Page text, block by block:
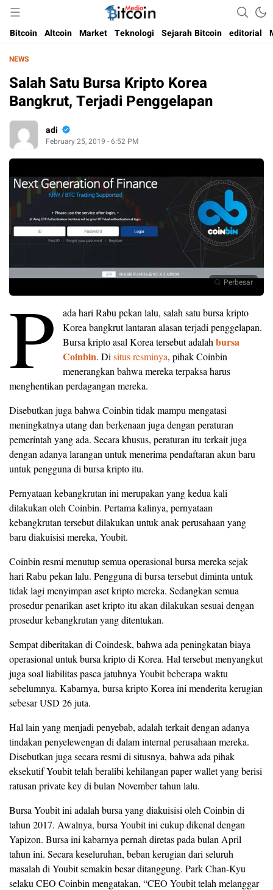
Bitcoin Media Indonesia
Media Bitcoin dan Cryptocurrency, dan Blockchain di Indonesia
Bitcoin Altcoin Market Teknologi Sejarah Bitcoin editorial
NEWS
Salah Satu Bursa Kripto Korea
Bangkrut, Terjadi Penggelapan
adi
February 25, 2019 - 6:52 PM
Perbesar
P
ada hari Rabu pekan lalu, salah satu bursa kripto
Korea bangkrut lantaran alasan terjadi penggelapan.
Bursa kripto asal Korea tersebut adalahbursa
Coinbin. Disitus resminya, pihak Coinbin
menerangkan bahwa mereka terpaksa harus
menghentikan perdagangan mereka.
Disebutkan juga bahwa Coinbin tidak mampu mengatasi
meningkatnya utang dan berkenaan juga dengan peraturan
pemerintah yang ada. Secara khusus, peraturan itu terkait juga
dengan adanya larangan untuk menerima pendaftaran akun baru
untuk pengguna di bursa kripto itu.
Pernyataan kebangkrutan ini merupakan yang kedua kali
dilakukan oleh Coinbin. Pertama kalinya, pernyataan
kebangkrutan tersebut dilakukan untuk anak perusahaan yang
baru diakuisisi mereka, Youbit.
Coinbin resmi menutup semua operasional bursa mereka sejak
hari Rabu pekan lalu. Pengguna di bursa tersebut diminta untuk
tidak lagi menyimpan aset kripto mereka. Sedangkan semua
prosedur penarikan aset kripto itu akan dilakukan sesuai dengan
prosedur kebangkrutan yang ditentukan.
Sempat diberitakan di Coindesk, bahwa ada peningkatan biaya
operasional untuk bursa kripto di Korea. Hal tersebut menyangkut
juga soal liabilitas pasca jatuhnya Youbit beberapa waktu
sebelumnya. Kabarnya, bursa kripto Korea ini menderita kerugian
sebesar USD 26 juta.
Hal lain yang menjadi penyebab, adalah terkait dengan adanya
tindakan penyelewengan di dalam internal perusahaan mereka.
Disebutkan juga secara resmi di situsnya, bahwa ada pihak
eksekutif Youbit telah beralibi kehilangan paper wallet yang berisi
ratusan private key di bulan November tahun lalu.
Bursa Youbit ini adalah bursa yang diakuisisi oleh Coinbin di
tahun 2017. Awalnya, bursa Youbit ini cukup dikenal dengan
Yapizon. Bursa ini kabarnya pernah diretas pada bulan April
tahun ini. Secara keseluruhan, beban kerugian dari seluruh
masalah di Youbit semakin besar ditanggung. Park Chan-Kyu
selaku CEO Coinbin mengatakan, “CEO Youbit telah melanggar